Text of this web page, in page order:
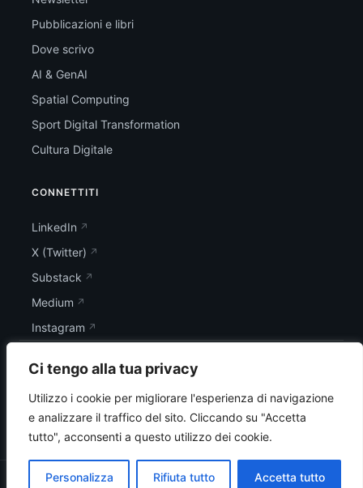
Ci tengo alla tua privacy
Utilizzo i cookie per migliorare l'esperienza di navigazione
e analizzare il traffico del sito. Cliccando su "Accetta
tutto", acconsenti a questo utilizzo dei cookie.
Personalizza Rifiuta tutto Accetta tutto
Pubblicazioni e libri
Dove scrivo
AI & GenAI
Spatial Computing
Sport Digital Transformation
Cultura Digitale
CONNETTITI
LinkedIn
X (Twitter)
Substack
Medium
Instagram